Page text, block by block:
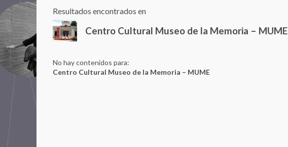
Resultados encontrados en
Centro Cultural Museo de la Memoria – MUME
No hay contenidos para:
Centro Cultural Museo de la Memoria – MUME